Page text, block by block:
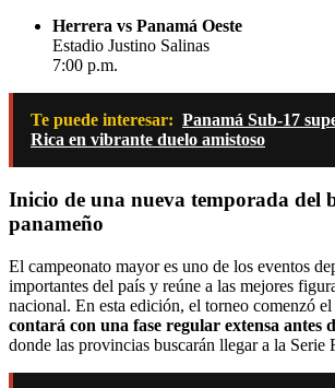
Herrera vs Panamá Oeste
Estadio Justino Salinas
7:00 p.m.
Te puede interesar: Panamá Sub-17
Rica en vibrante duelo amistoso
Inicio de una nueva temporada del
panameño
El campeonato mayor es uno de los eventos
importantes del país y reúne a las mejores
nacional. En esta edición, el torneo comenzó el
contará con una fase regular extensa antes
donde las provincias buscarán llegar a la Serie